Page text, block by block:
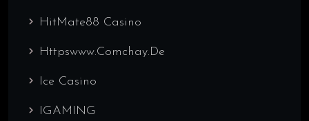
HitMate88 Casino
Httpswww.comchay.de
Ice Casino
IGAMING